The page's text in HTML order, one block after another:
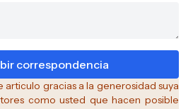
gracias a la generosidad suya
como usted que hacen posible